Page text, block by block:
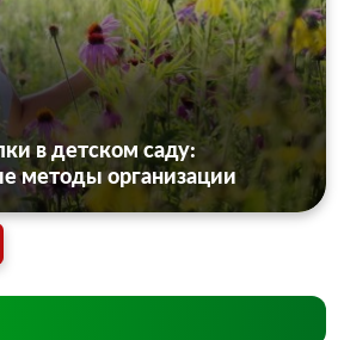
в детском саду:
методы организации